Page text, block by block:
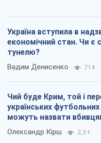
Україна вступила в
економічний стан. Чи є
тунелю?
Вадим Денисенко 714
Чий буде Крим, той і
українських
можуть назвати
Олександр Кірш 2,3 т.